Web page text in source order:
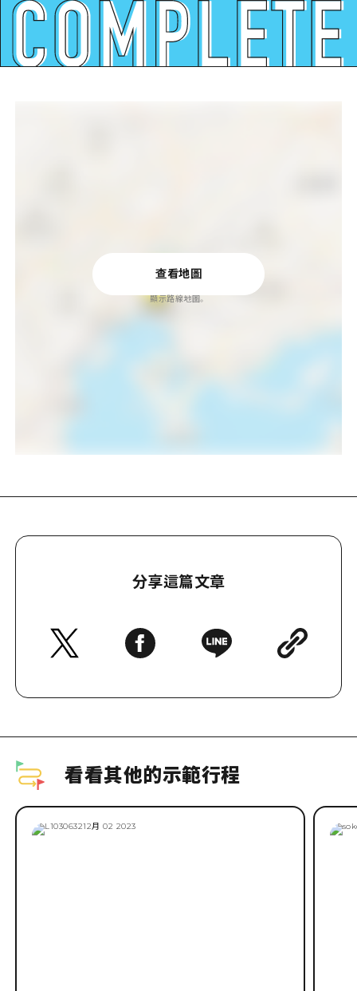
查看地圖
顯示路線地圖。
分享這篇文章
看看其他的示範行程